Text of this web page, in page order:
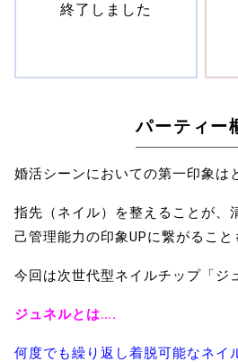
終了しました
パーティー
婚活シーンにおいての第一印象は
指先（ネイル）を整えることが、
己管理能力の印象UPに繋がるこ
今回は次世代型ネイルチップ「
ジュネルとは….
何度でも繰り返し着脱可能なネイ